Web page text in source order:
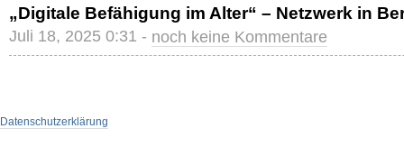
„Digitale Befähigung im Alter“ – Netzwerk in
Juli 18, 2025 0:31 - noch keine Kommentare
Datenschutzerklärung